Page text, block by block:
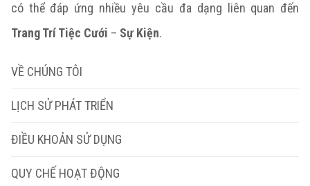
có thể đáp ứng nhiều yêu cầu đa dạng liên quan đến
Trang Trí Tiệc Cưới – Sự Kiện.
VỀ CHÚNG TÔI
LỊCH SỬ PHÁT TRIỂN
ĐIỀU KHOẢN SỬ DỤNG
QUY CHẾ HOẠT ĐỘNG